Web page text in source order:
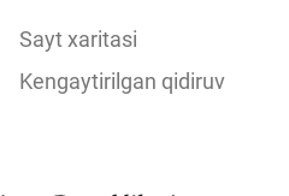
Sayt xaritasi
Kengaytirilgan qidiruv